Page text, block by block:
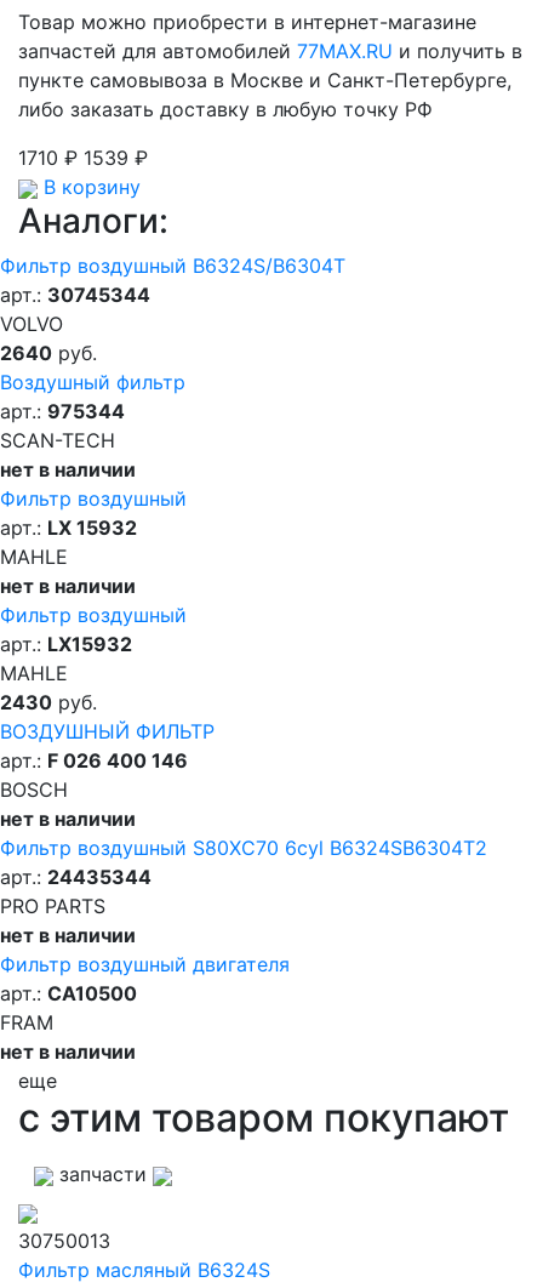
Товар можно приобрести в интернет-магазине
запчастей для автомобилей 77MAX.RU и получить в
пункте самовывоза в Москве и Санкт-Петербурге,
либо заказать доставку в любую точку РФ
1710 ₽ 1539 ₽
В корзину
Аналоги:
Фильтр воздушный B6324S/B6304T
арт.: 30745344
VOLVO
2640 руб.
Воздушный фильтр
арт.: 975344
SCAN-TECH
нет в наличии
Фильтр воздушный
арт.: LX 15932
MAHLE
нет в наличии
Фильтр воздушный
арт.: LX15932
MAHLE
2430 руб.
ВОЗДУШНЫЙ ФИЛЬТР
арт.: F 026 400 146
BOSCH
нет в наличии
Фильтр воздушный S80XC70 6cyl B6324SB6304T2
арт.: 24435344
PRO PARTS
нет в наличии
Фильтр воздушный двигателя
арт.: CA10500
FRAM
нет в наличии
еще
с этим товаром покупают
запчасти
30750013
Фильтр масляный B6324S